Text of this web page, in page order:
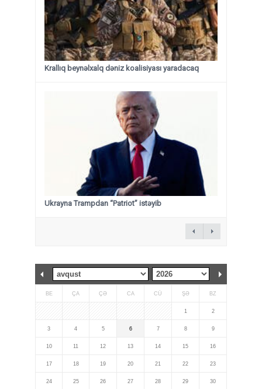
Krallıq beynəlxalq dəniz koalisiyası yaradacaq
Ukrayna Trampdan “Patriot” istəyib
BE ÇA ÇƏ CA CÜ ŞƏ BZ
1 2
3 4 5 6 7 8 9
10 11 12 13 14 15 16
17 18 19 20 21 22 23
24 25 26 27 28 29 30